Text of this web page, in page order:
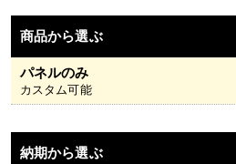
商品から選ぶ
パネルのみ
カスタム可能
納期から選ぶ